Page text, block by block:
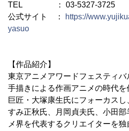
TEL ： 03-5327-3725
公式サイト ：
https://
yasuo
【作品紹介】
東京アニメアワードフェスティバ
手描きによる作画アニメの時代
巨匠・大塚康生氏にフォーカス
すみ正秋氏、月岡貞夫氏、小田
メ界を代表するクリエイターを